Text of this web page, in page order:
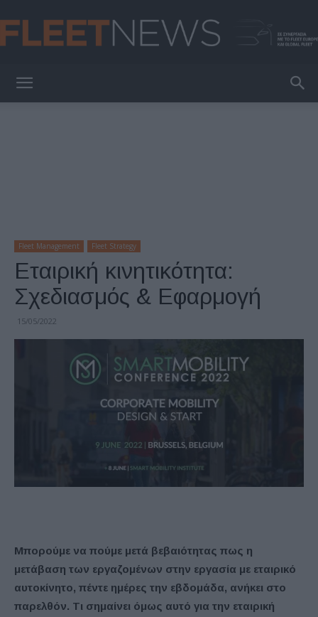
Fleet Management Fleet Strategy
Εταιρική κινητικότητα:
Σχεδιασμός & Εφαρμογή
15/05/2022
Μπορούμε να πούμε μετά βεβαιότητας πως η
μετάβαση των εργαζομένων στην εργασία με εταιρικό
αυτοκίνητο, πέντε ημέρες την εβδομάδα, ανήκει στο
παρελθόν. Τι σημαίνει όμως αυτό για την εταιρική